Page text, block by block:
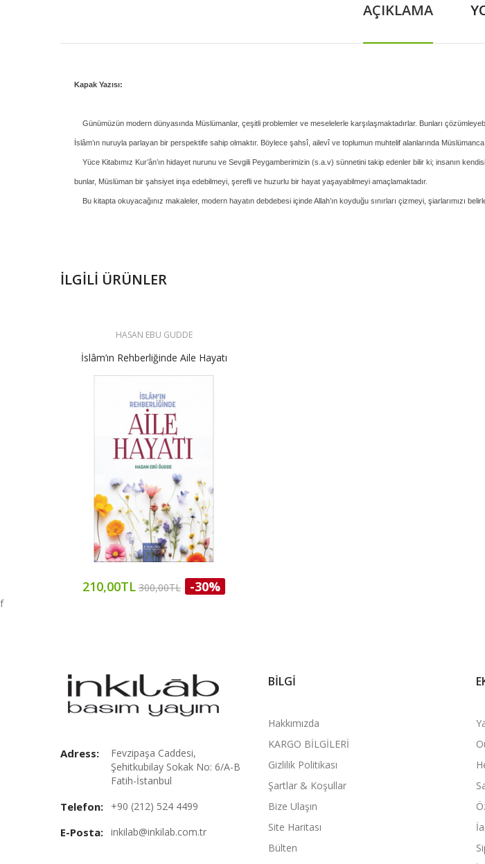
AÇIKLAMA
Kapak Yazısı:
Günümüzün modern dünyasında Müslümanlar, çeşitli problemler ve meselelerle karşılaşmaktadırlar. Bunları
İslâm’ın nuruyla parlayan bir perspektife sahip olmaktır. Böylece şahsî, ailevî ve toplumun muhtelif alanlarında
Yüce Kitabımız Kur’ân’ın hidayet nurunu ve Sevgili Peygamberimizin (s.a.v) sünnetini takip edenler bilir ki; insanın
bunlar, Müslüman bir şahsiyet inşa edebilmeyi, şerefli ve huzurlu bir hayat yaşayabilmeyi amaçlamaktadır.
Bu kitapta okuyacağınız makaleler, modern hayatın debdebesi içinde Allah’ın koyduğu sınırları çizmeyi, şiarlarımızı
İLGILI ÜRÜNLER
HASAN EBU GUDDE
İslâm’ın Rehberliğinde Aile Hayatı
210,00TL 300,00TL -30%
f
Adress:
Fevzipaşa Caddesi,
Şehitkubilay Sokak No: 6/A-B
Fatih-İstanbul
Telefon: +90 (212) 524 4499
E-Posta: inkilab@inkilab.com.tr
BILGI
Hakkımızda
KARGO BİLGİLERİ
Gizlilik Politikası
Şartlar & Koşullar
Bize Ulaşın
Site Haritası
Bülten